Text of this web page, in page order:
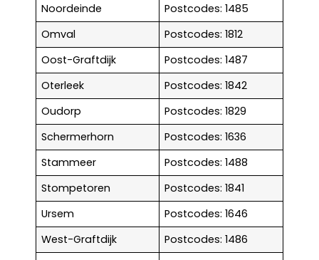
Noordeinde
Postcodes: 1485
Omval
Postcodes: 1812
Oost-Graftdijk
Postcodes: 1487
Oterleek
Postcodes: 1842
Oudorp
Postcodes: 1829
Schermerhorn
Postcodes: 1636
Stammeer
Postcodes: 1488
Stompetoren
Postcodes: 1841
Ursem
Postcodes: 1646
West-Graftdijk
Postcodes: 1486